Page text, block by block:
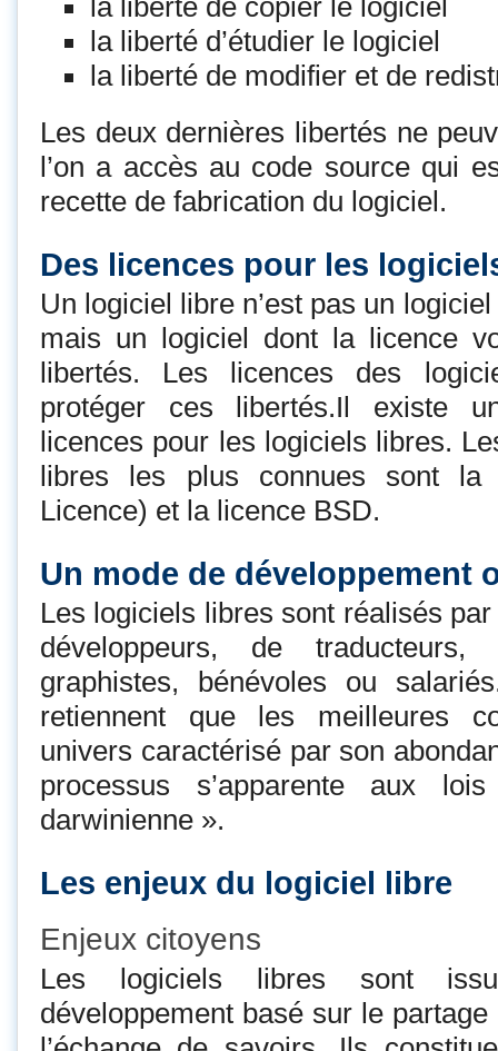
la liberté de copier le logiciel
la liberté d’étudier le logiciel
la liberté de modifier et de
Les deux dernières libertés ne
l’on a accès au code source qui
recette de fabrication du logiciel.
Des licences pour les
Un logiciel libre n’est pas un
mais un logiciel dont la licence
libertés. Les licences des
protéger ces libertés.Il existe
licences pour les logiciels libres.
libres les plus connues sont la
Licence) et la licence BSD.
Un mode de développement
Les logiciels libres sont réalisés
développeurs, de
graphistes, bénévoles ou
retiennent que les meilleures
univers caractérisé par son
processus s’apparente aux
darwinienne ».
Les enjeux du logiciel libre
Enjeux citoyens
Les logiciels libres sont
développement basé sur le